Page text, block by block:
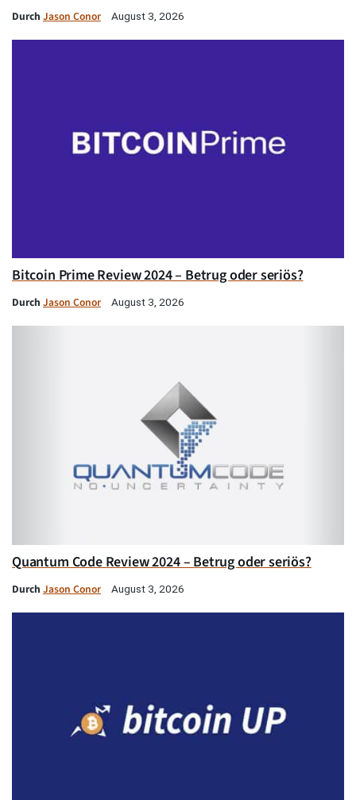
Durch Jason Conor August 3, 2026
Bitcoin Prime Review 2024 – Betrug oder seriös?
Durch Jason Conor August 3, 2026
Quantum Code Review 2024 – Betrug oder seriös?
Durch Jason Conor August 3, 2026